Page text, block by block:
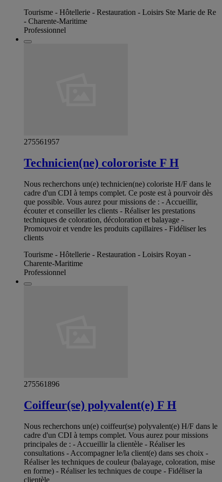
Tourisme - Hôtellerie - Restauration - Loisirs Ste Marie de Re
- Charente-Maritime
Professionnel
275561957
Technicien(ne) colororiste F H
Nous recherchons un(e) technicien(ne) coloriste H/F dans le
cadre d'un CDI à temps complet. Ce poste est à pourvoir dès
que possible. Vous aurez pour missions de : - Accueillir,
écouter et conseiller les clients - Réaliser les prestations
techniques de coloration, décoloration et balayage -
Promouvoir et vendre les produits capillaires - Fidéliser les
clients
Tourisme - Hôtellerie - Restauration - Loisirs Royan -
Charente-Maritime
Professionnel
275561896
Coiffeur(se) polyvalent(e) F H
Nous recherchons un(e) coiffeur(se) polyvalent(e) H/F dans le
cadre d'un CDI à temps complet. Vous aurez pour missions
principales de : - Accueillir la clientèle - Réaliser les
consultations - Accompagner le/la client(e) dans ses choix -
Réaliser les techniques de couleur (balayage, coloration, mise
en forme) - Réaliser les techniques de coupe - Fidéliser la
clientèle